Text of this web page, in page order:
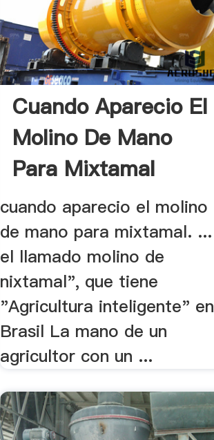
Cuando Aparecio El
Molino De Mano
Para Mixtamal
cuando aparecio el molino
de mano para mixtamal. ...
el llamado molino de
nixtamal", que tiene
"Agricultura inteligente" en
Brasil La mano de un
agricultor con un ...